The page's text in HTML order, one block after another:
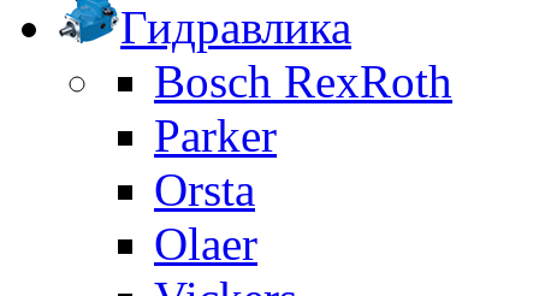
Гидравлика
Bosch RexRoth
Parker
Orsta
Olaer